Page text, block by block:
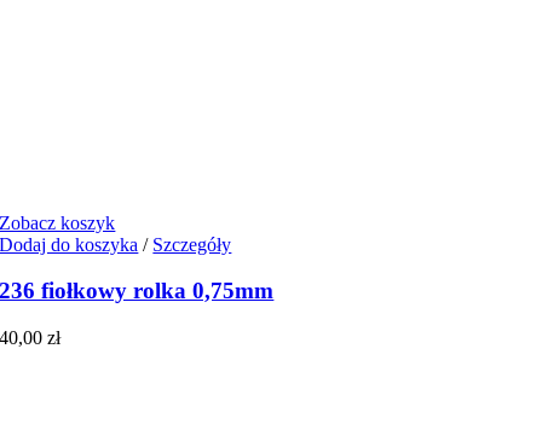
Zobacz koszyk
Dodaj do koszyka / Szczegóły
236 fiołkowy rolka 0,75mm
40,00zł